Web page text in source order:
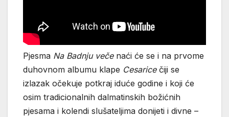
Pjesma Na Badnju večenaći će se i na prvome
duhovnom albumu klape Cesaricečiji se
izlazak očekuje potkraj iduće godine i koji će
osim tradicionalnih dalmatinskih božićnih
pjesama i kolendi slušateljima donijeti i divne –